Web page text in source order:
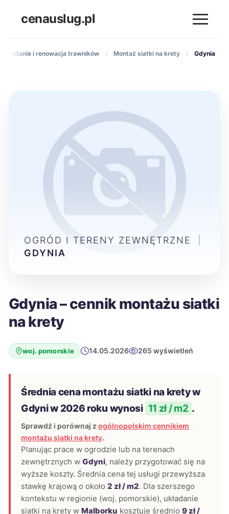
cenauslug.pl
i renowacja trawników Montaż siatki na krety Gdynia
Gdynia – cennik montażu siatki
na krety
woj. pomorskie 14.05.2026 265 wyświetleń
Średnia cena montażu siatki na krety w
Gdyni w 2026 roku wynosi 11 zł / m2 .
Sprawdź i porównaj z ogólnopolskim cennikiem
montażu siatki na krety.
Planując prace w ogrodzie lub na terenach
zewnętrznych w Gdyni, należy przygotować się na
wyższe koszty. Średnia cena tej usługi przewyższa
stawkę krajową o około 2 zł / m2. Dla szerszego
kontekstu w regionie (woj. pomorskie), układanie
siatki na krety w Malborku kosztuje średnio 9 zł /
OGRÓD I TERENY ZEWNĘTRZNE
GDYNIA